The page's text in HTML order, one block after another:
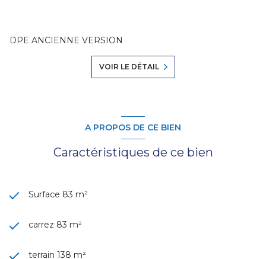
DPE ANCIENNE VERSION
VOIR LE DÉTAIL
A PROPOS DE CE BIEN
Caractéristiques de ce bien
Surface 83 m²
carrez 83 m²
terrain 138 m²